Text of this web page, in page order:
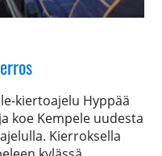
kiertoajelu Hyppää
koe Kempele uudesta
Kierroksella